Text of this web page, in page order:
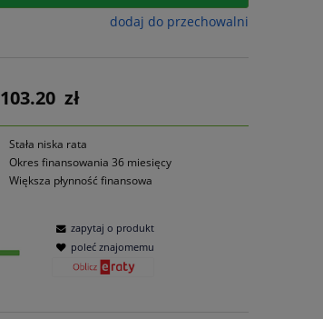
dodaj do przechowalni
103.20 zł
Stała niska rata
Okres finansowania 36 miesięcy
Większa płynność finansowa
zapytaj o produkt
poleć znajomemu